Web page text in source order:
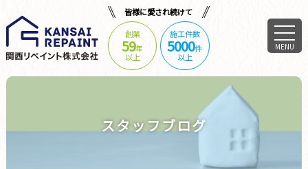
皆様に愛され続けて
創業
59年
以上
施工件数
5000件
以上
MENU
スタッフブログ